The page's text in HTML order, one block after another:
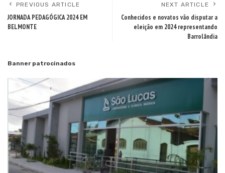
PREVIOUS ARTICLE
JORNADA PEDAGÓGICA 2024 EM
BELMONTE
NEXT ARTICLE
Conhecidos e novatos vão disputar a
eleição em 2024 representando
Barrolândia
Banner patrocinados